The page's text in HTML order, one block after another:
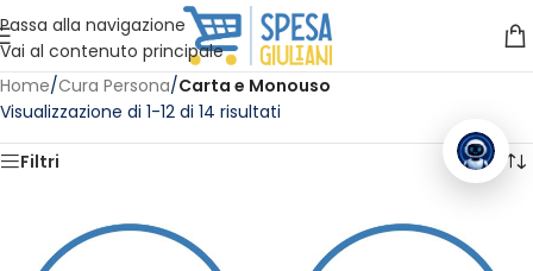
Passa alla navigazione
Vai al contenuto principale
Vuoi assistenza?Clicca qui e ti richiamiamo noi
Home/Cura Persona/Carta e Monouso
Visualizzazione di 1-12 di 14 risultati
Filtri